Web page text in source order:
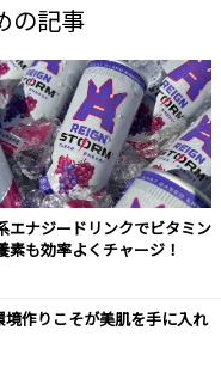
の記事
エナジードリンクでビタミン
素も効率よくチャージ！
作りこそが美肌を手に入れ